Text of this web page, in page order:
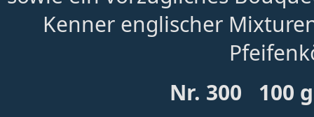
Kenner englischer
Nr. 300 100